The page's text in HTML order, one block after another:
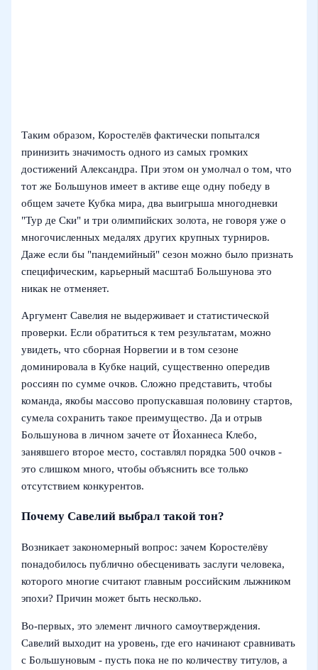
Таким образом, Коростелёв фактически попытался
принизить значимость одного из самых громких
достижений Александра. При этом он умолчал о том, что
тот же Большунов имеет в активе еще одну победу в
общем зачете Кубка мира, два выигрыша многодневки
"Тур де Ски" и три олимпийских золота, не говоря уже о
многочисленных медалях других крупных турниров.
Даже если бы "пандемийный" сезон можно было признать
специфическим, карьерный масштаб Большунова это
никак не отменяет.
Аргумент Савелия не выдерживает и статистической
проверки. Если обратиться к тем результатам, можно
увидеть, что сборная Норвегии и в том сезоне
доминировала в Кубке наций, существенно опередив
россиян по сумме очков. Сложно представить, чтобы
команда, якобы массово пропускавшая половину стартов,
сумела сохранить такое преимущество. Да и отрыв
Большунова в личном зачете от Йоханнеса Клебо,
занявшего второе место, составлял порядка 500 очков -
это слишком много, чтобы объяснить все только
отсутствием конкурентов.
Почему Савелий выбрал такой тон?
Возникает закономерный вопрос: зачем Коростелёву
понадобилось публично обесценивать заслуги человека,
которого многие считают главным российским лыжником
эпохи? Причин может быть несколько.
Во-первых, это элемент личного самоутверждения.
Савелий выходит на уровень, где его начинают сравнивать
с Большуновым - пусть пока не по количеству титулов, а